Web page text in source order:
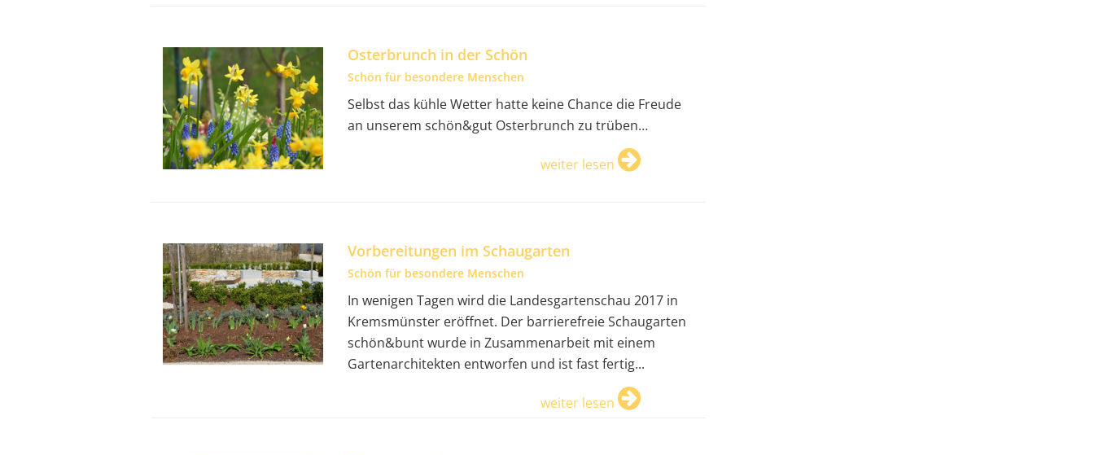
Osterbrunch in der Schön
Schön für besondere Menschen
Selbst das kühle Wetter hatte keine Chance die Freude
an unserem schön&gut Osterbrunch zu trüben…
weiter lesen
Vorbereitungen im Schaugarten
Schön für besondere Menschen
In wenigen Tagen wird die Landesgartenschau 2017 in
Kremsmünster eröffnet. Der barrierefreie Schaugarten
schön&bunt wurde in Zusammenarbeit mit einem
Gartenarchitekten entworfen und ist fast fertig...
weiter lesen